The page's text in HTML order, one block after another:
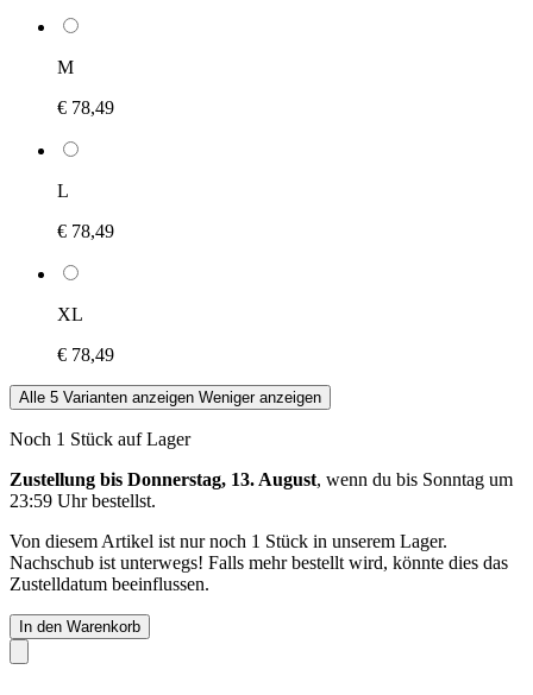
M
€ 78,49
L
€ 78,49
XL
€ 78,49
Alle 5 Varianten anzeigen Weniger anzeigen
Noch 1 Stück auf Lager
Zustellung bis Donnerstag, 13. August, wenn du bis Sonntag um
23:59 Uhrbestellst.
Von diesem Artikel ist nur noch 1 Stück in unserem Lager.
Nachschub ist unterwegs! Falls mehr bestellt wird, könnte dies das
Zustelldatum beeinflussen.
In den Warenkorb